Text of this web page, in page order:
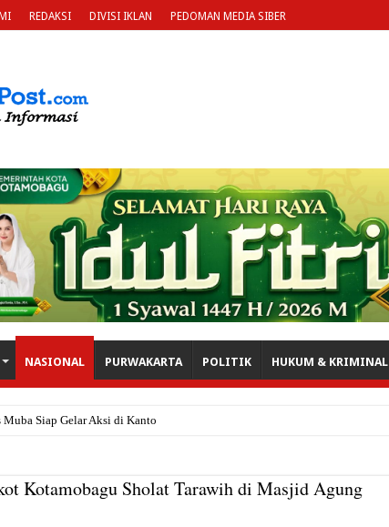
REDAKSI DIVISI IKLAN PEDOMAN MEDIA SIBER
NASIONAL PURWAKARTA POLITIK HUKUM & KRIMINAL
Muba Siap Gelar Aksi di Kantor Pemkab, Soroti Jan
Kotamobagu Sholat Tarawih di Masjid Agung